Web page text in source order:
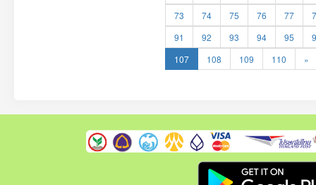
73
74 75 76 77
91
92 93 94 95
107
108 109 110 »